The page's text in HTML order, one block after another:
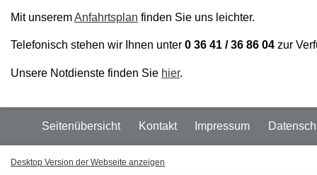
Mit unseremAnfahrtsplan finden Sie uns leichter.
Telefonisch stehen wir Ihnen unter 0 36 41 / 36 86 04 zur
Unsere Notdienste finden Sie hier.
Seitenübersicht Kontakt Impressum
Desktop Version der Webseite anzeigen